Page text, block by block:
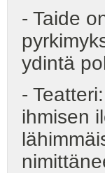
- Taide
ydintä
-
ihmisen